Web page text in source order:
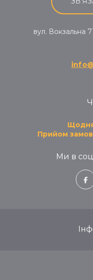
вул. Вокзальна
Прийом
Ми в